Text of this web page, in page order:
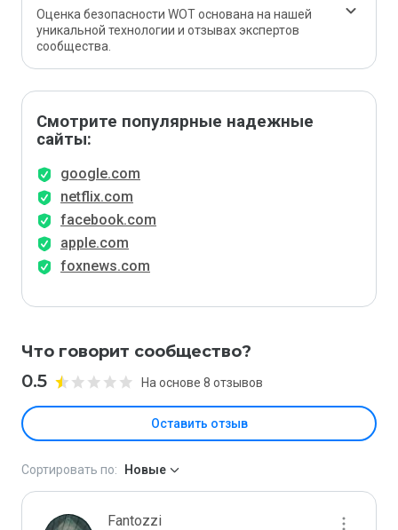
Оценка безопасности WOT основана на нашей
уникальной технологии и отзывах экспертов
сообщества.
Смотрите популярные надежные
сайты:
google.com
netflix.com
facebook.com
apple.com
foxnews.com
Что говорит сообщество?
0.5 На основе 8 отзывов
Оставить отзыв
Сортировать по: Новые
Fantozzi